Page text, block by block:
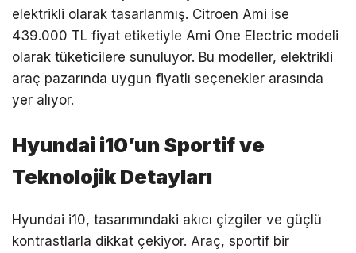
elektrikli olarak tasarlanmış. Citroen Ami ise
439.000 TL fiyat etiketiyle Ami One Electric modeli
olarak tüketicilere sunuluyor. Bu modeller, elektrikli
araç pazarında uygun fiyatlı seçenekler arasında
yer alıyor.
Hyundai i10’un Sportif ve
Teknolojik Detayları
Hyundai i10, tasarımındaki akıcı çizgiler ve güçlü
kontrastlarla dikkat çekiyor. Araç, sportif bir